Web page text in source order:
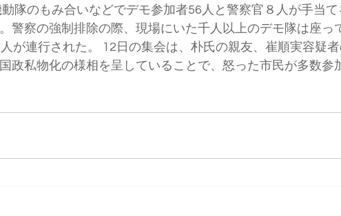
隊のもみ合いなどでデモ参加者56人と警察官８人が手当て
警察の強制排除の際、現場にいた千人以上のデモ隊は座っ
が連行された。 12日の集会は、朴氏の親友、崔順実容疑
政私物化の様相を呈していることで、怒った市民が多数参